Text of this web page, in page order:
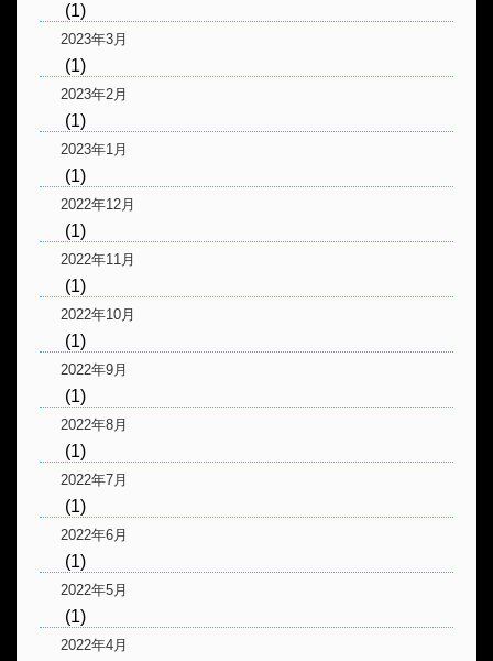
(1)
2023年3月
(1)
2023年2月
(1)
2023年1月
(1)
2022年12月
(1)
2022年11月
(1)
2022年10月
(1)
2022年9月
(1)
2022年8月
(1)
2022年7月
(1)
2022年6月
(1)
2022年5月
(1)
2022年4月